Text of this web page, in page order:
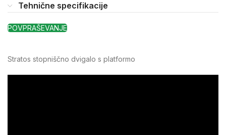
Tehnične specifikacije
POVPRAŠEVANJE
Stratos stopniščno dvigalo s platformo